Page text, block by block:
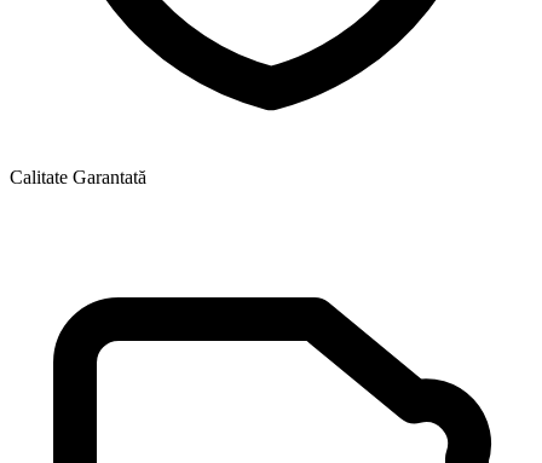
Calitate Garantată